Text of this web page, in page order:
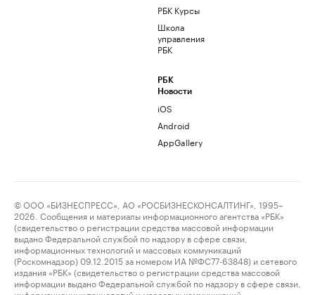
РБК Курсы
Школа
управления
РБК
РБК
Новости
iOS
Android
AppGallery
© ООО «БИЗНЕСПРЕСС», АО «РОСБИЗНЕСКОНСАЛТИНГ», 1995–
2026. Сообщения и материалы информационного агентства «РБК»
(свидетельство о регистрации средства массовой информации
выдано Федеральной службой по надзору в сфере связи,
информационных технологий и массовых коммуникаций
(Роскомнадзор) 09.12.2015 за номером ИА №ФС77-63848) и сетевого
издания «РБК» (свидетельство о регистрации средства массовой
информации выдано Федеральной службой по надзору в сфере связи,